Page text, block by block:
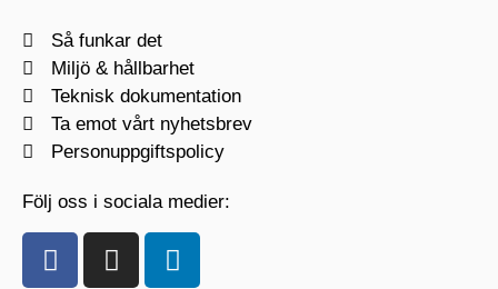
Så funkar det
Miljö & hållbarhet
Teknisk dokumentation
Ta emot vårt nyhetsbrev
Personuppgiftspolicy
Följ oss i sociala medier: